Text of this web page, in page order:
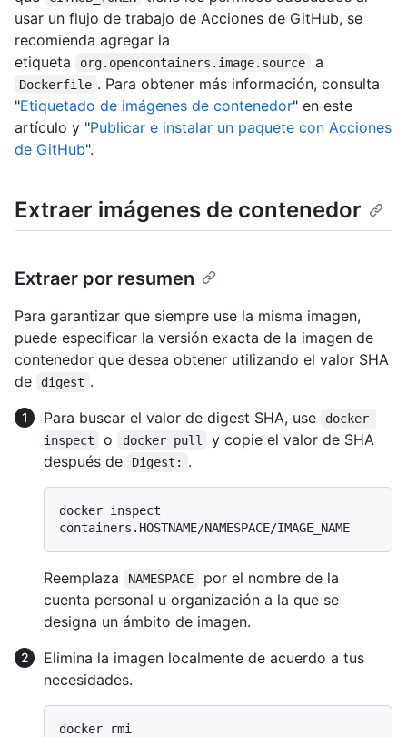
usar un flujo de trabajo de Acciones de GitHub, se
recomienda agregar la
etiqueta
org.opencontainers.image.source a
Dockerfile . Para obtener más información, consulta
"Etiquetado de imágenes de contenedor" en este
artículo y "Publicar e instalar un paquete con Acciones
de GitHub".
Extraer imágenes de contenedor
Extraer por resumen
Para garantizar que siempre use la misma imagen,
puede especificar la versión exacta de la imagen de
contenedor que desea obtener utilizando el valor SHA
de
digest .
Para buscar el valor de digest SHA, use
docker
inspect
o docker pull
y copie el valor de SHA
después de
Digest: .
docker inspect
Reemplaza NAMESPACE
por el nombre de la
cuenta personal u organización a la que se
designa un ámbito de imagen.
Elimina la imagen localmente de acuerdo a tus
necesidades.
docker rmi